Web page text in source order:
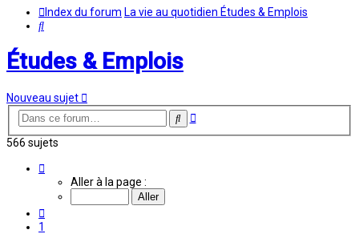
Index du forum La vie au quotidien Études & Emplois
Rechercher
Études & Emplois
Nouveau sujet
Rechercher
Recherche
566 sujets
Aller à la page :
1